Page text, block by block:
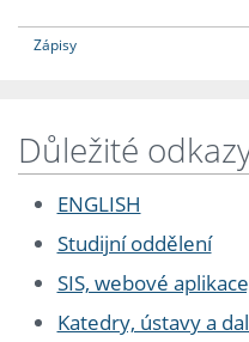
Zápisy
Důležité
ENGLISH
Studijní oddělení
SIS, webové
Katedry, ústavy a